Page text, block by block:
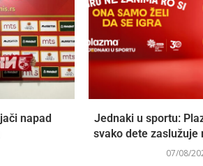
napad
Jednaki u sportu:
svako dete zaslužuje
07/08/